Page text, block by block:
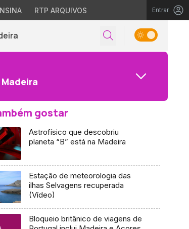
RTP ARQUIVOS Entrar
Madeira
gostar
Astrofísico que descobriu
planeta “B” está na Madeira
Estação de meteorologia das
ilhas Selvagens recuperada
(Vídeo)
Bloqueio britânico de viagens de